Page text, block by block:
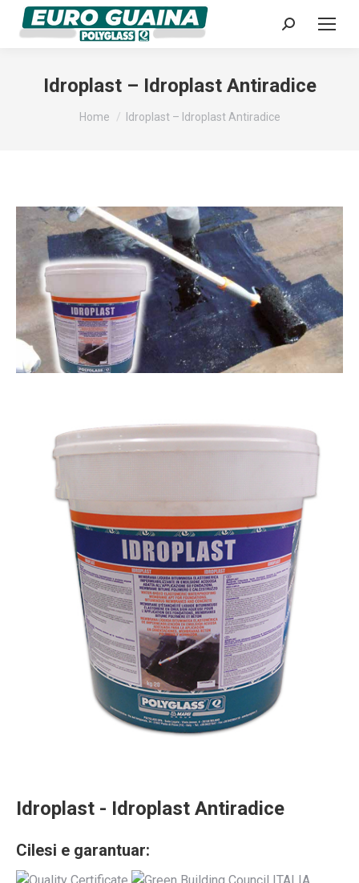
Cerca:
Idroplast – Idroplast Antiradice
Tu sei qui:
Home Idroplast – Idroplast Antiradice
Idroplast - Idroplast Antiradice
Cilesi e garantuar: